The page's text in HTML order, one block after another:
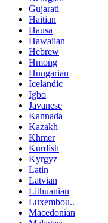
Gujarati
Haitian
Hausa
Hawaiian
Hebrew
Hmong
Hungarian
Icelandic
Igbo
Javanese
Kannada
Kazakh
Khmer
Kurdish
Kyrgyz
Latin
Latvian
Lithuanian
Luxembou..
Macedonian